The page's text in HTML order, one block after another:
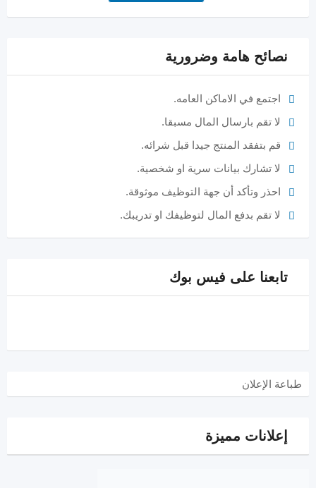
نصائح هامة وضرورية
اجتمع في الاماكن العامه.
لا تقم بارسال المال مسبقا.
قم بتفقد المنتج جيدا قبل شرائه.
لا تشارك بيانات سرية او شخصية.
احذر وتأكد أن جهة التوظيف موثوقة.
لا تقم بدفع المال لتوظيفك او تدريبك.
تابعنا على فيس بوك
طباعة الإعلان
إعلانات مميزة